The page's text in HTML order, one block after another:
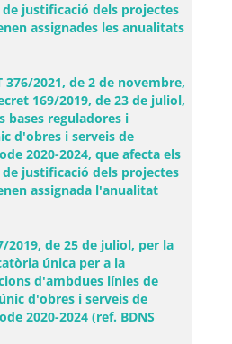
justificació dels projectes
assignades les anualitats
376/2021, de 2 de novembre,
169/2019, de 23 de juliol,
bases reguladores i
d'obres i serveis de
2020-2024, que afecta els
justificació dels projectes
assignada l'anualitat
2019, de 25 de juliol, per la
única per a la
d'ambdues línies de
d'obres i serveis de
2020-2024 (ref. BDNS
nova)